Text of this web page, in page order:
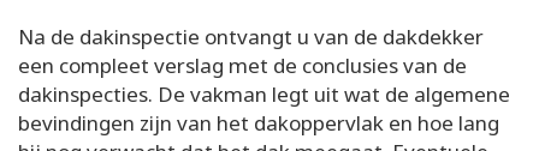
Na de dakinspectie ontvangt u van de dakdekker
een compleet verslag met de conclusies van de
dakinspecties. De vakman legt uit wat de algemene
bevindingen zijn van het dakoppervlak en hoe lang